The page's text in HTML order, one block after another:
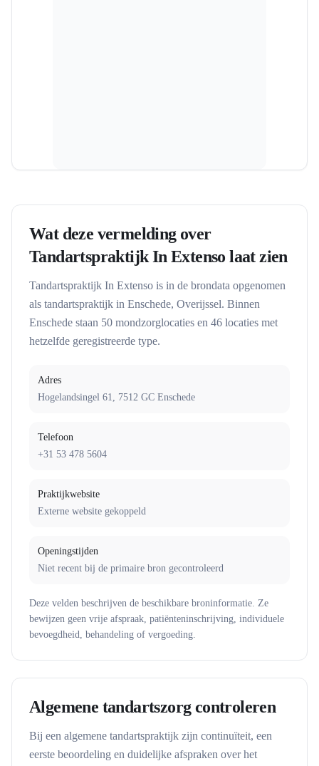
Wat deze vermelding over
Tandartspraktijk In Extenso laat zien
Tandartspraktijk In Extenso is in de brondata opgenomen
als tandartspraktijk in Enschede, Overijssel. Binnen
Enschede staan 50 mondzorglocaties en 46 locaties met
hetzelfde geregistreerde type.
Adres
Hogelandsingel 61, 7512 GC Enschede
Telefoon
+31 53 478 5604
Praktijkwebsite
Externe website gekoppeld
Openingstijden
Niet recent bij de primaire bron gecontroleerd
Deze velden beschrijven de beschikbare broninformatie. Ze
bewijzen geen vrije afspraak, patiënteninschrijving, individuele
bevoegdheid, behandeling of vergoeding.
Algemene tandartszorg controleren
Bij een algemene tandartspraktijk zijn continuïteit, een
eerste beoordeling en duidelijke afspraken over het